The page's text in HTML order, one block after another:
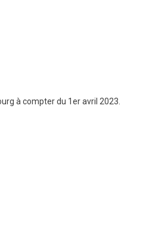
à compter du 1er avril 2023.